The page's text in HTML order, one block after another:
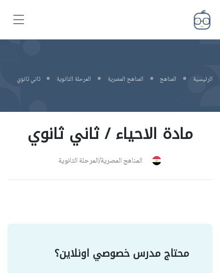
الرئيسية المناهج المناهج المصرية المرحلة الثانوية ثاني ثانوي
مادة الاحياء / ثاني ثانوي
المناهج المصرية/المرحلة الثانوية
محتاج مدرس خصوصي اونلاين؟